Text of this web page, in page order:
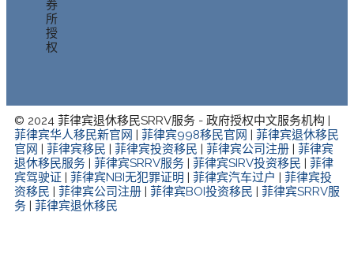
券
所
授
权
© 2024 菲律宾退休移民SRRV服务 - 政府授权中文服务机构 |
菲律宾华人移民新官网
菲律宾998移民官网
菲律宾退休移民
官网
菲律宾移民 菲律宾投资移民 菲律宾公司注册
菲律宾
退休移民服务
菲律宾SRRV服务 菲律宾SIRV投资移民
菲律
宾驾驶证
菲律宾NBI无犯罪证明 菲律宾汽车过户
菲律宾投
资移民
菲律宾公司注册 菲律宾BOI投资移民
菲律宾SRRV服
务
菲律宾退休移民